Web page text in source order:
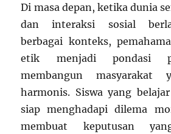
Di masa depan, ketika dunia
dan interaksi sosial
berbagai konteks,
etik menjadi pondasi
membangun
harmonis. Siswa yang
siap menghadapi dilema
membuat keputusan